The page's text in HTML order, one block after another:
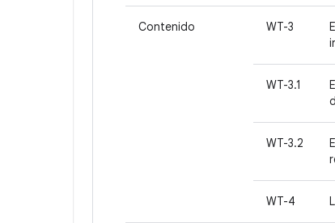
Contenido WT-3
WT-3.1
WT-3.2
WT-4